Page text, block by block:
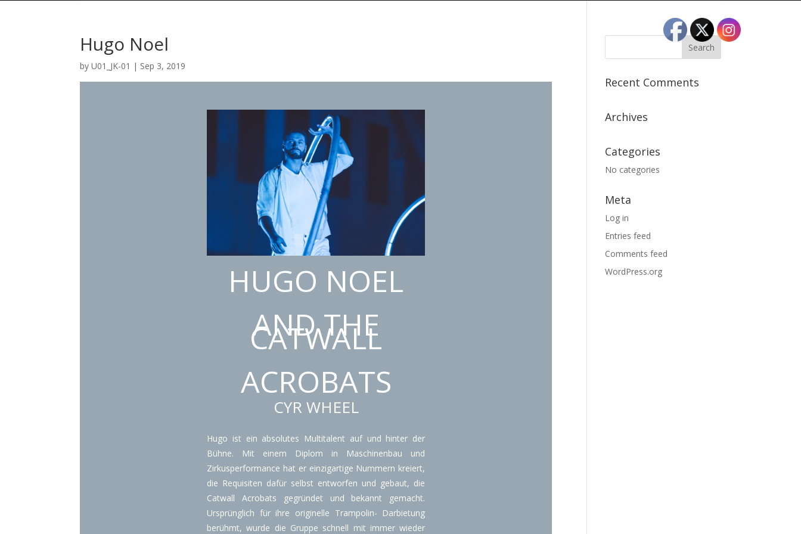
Hugo Noel
byU01_JK-01 | Sep 3, 2019
HUGO NOEL
AND THE
CATWALL
ACROBATS
CYR WHEEL
Hugo ist ein absolutes Multitalent auf und hinter der
Bühne. Mit einem Diplom in Maschinenbau und
Zirkusperformance hat er einzigartige Nummern kreiert,
die Requisiten dafür selbst entworfen und gebaut, die
Catwall Acrobats gegründet und bekannt gemacht.
Ursprünglich für ihre originelle Trampolin- Darbietung
berühmt, wurde die Gruppe schnell mit immer wieder
Recent Comments
Archives
Categories
No categories
Meta
Log in
Entries feed
Comments feed
WordPress.org